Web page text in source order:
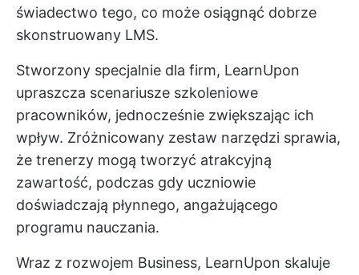
świadectwo tego, co może osiągnąć dobrze
skonstruowany LMS.
Stworzony specjalnie dla firm, LearnUpon
upraszcza scenariusze szkoleniowe
pracowników, jednocześnie zwiększając ich
wpływ. Zróżnicowany zestaw narzędzi sprawia,
że trenerzy mogą tworzyć atrakcyjną
zawartość, podczas gdy uczniowie
doświadczają płynnego, angażującego
programu nauczania.
Wraz z rozwojem Business, LearnUpon skaluje